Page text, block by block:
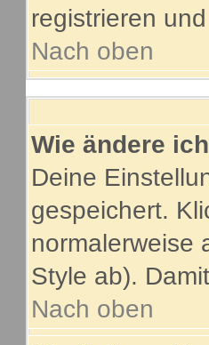
registrieren
Nach oben
Wie ändere
Deine
gespeichert.
normalerweise
Style ab).
Nach oben